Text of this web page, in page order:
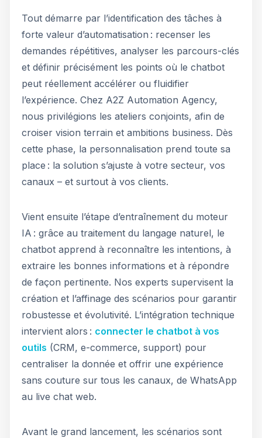
Tout démarre par l’identification des tâches à
forte valeur d’automatisation : recenser les
demandes répétitives, analyser les parcours-clés
et définir précisément les points où le chatbot
peut réellement accélérer ou fluidifier
l’expérience. Chez A2Z Automation Agency,
nous privilégions les ateliers conjoints, afin de
croiser vision terrain et ambitions business. Dès
cette phase, la personnalisation prend toute sa
place : la solution s’ajuste à votre secteur, vos
canaux – et surtout à vos clients.
Vient ensuite l’étape d’entraînement du moteur
IA : grâce au traitement du langage naturel, le
chatbot apprend à reconnaître les intentions, à
extraire les bonnes informations et à répondre
de façon pertinente. Nos experts supervisent la
création et l’affinage des scénarios pour garantir
robustesse et évolutivité. L’intégration technique
intervient alors : connecter le chatbot à vos
outils (CRM, e-commerce, support) pour
centraliser la donnée et offrir une expérience
sans couture sur tous les canaux, de WhatsApp
au live chat web.
Avant le grand lancement, les scénarios sont